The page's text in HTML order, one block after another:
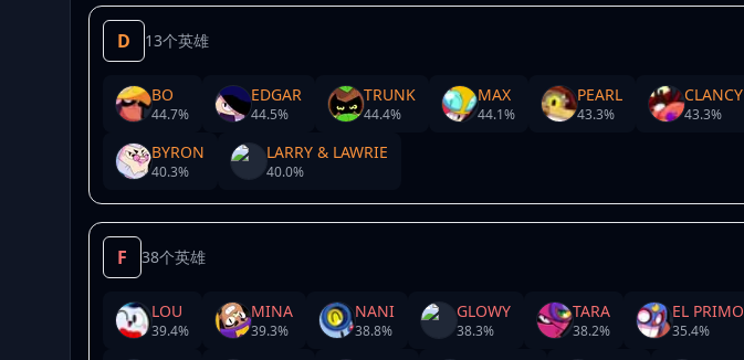
D 13个英雄
BO
44.7%
EDGAR
44.5%
TRUNK
44.4%
MAX
44.1%
PEARL
43.3%
CLANCY
43.3%
BYRON
40.3%
LARRY & LAWRIE
40.0%
F 38个英雄
LOU
39.4%
MINA
39.3%
NANI
38.8%
GLOWY
38.3%
TARA
38.2%
EL PRIMO
35.4%